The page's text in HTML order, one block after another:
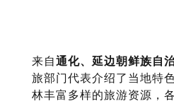
来自通化、延边朝鲜族自
旅部门代表介绍了当地特
林丰富多样的旅游资源，